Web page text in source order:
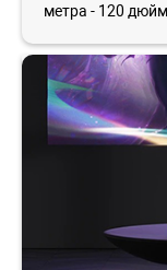
метра - 120